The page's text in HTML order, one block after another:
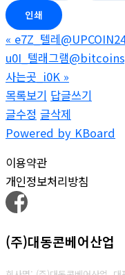
인쇄
« e7Z_텔레
u0I_텔래그램
사는곳_i0K »
목록보기 답글쓰기
글수정 글삭제
Powered by KBoard
이용약관
개인정보처리방침
(주)대동콘베어산업